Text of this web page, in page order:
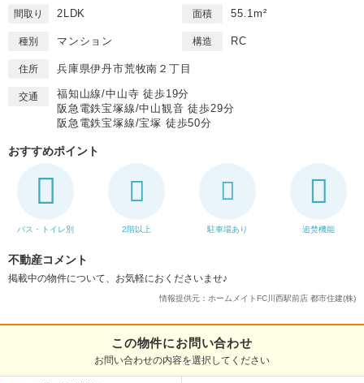
間取り 2LDK 面積 55.1m²
種別 マンション 構造 RC
住所 兵庫県伊丹市荒牧南２丁目
交通
福知山線/中山寺 徒歩19分
阪急電鉄宝塚線/中山観音 徒歩29分
阪急電鉄宝塚線/宝塚 徒歩50分
おすすめポイント
バス・トイレ別 2階以上 駐車場あり 追焚機能
不動産コメント
掲載中の物件について、お気軽におくださいませ♪
情報提供元：ホームメイトFC川西駅前店 都市住建(株)
この物件にお問い合わせ
お問い合わせの内容を選択してください